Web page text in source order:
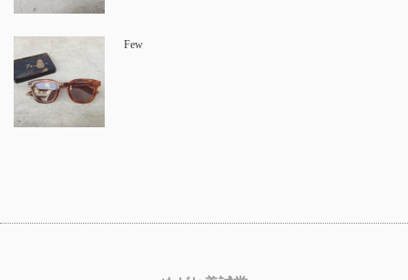
Few